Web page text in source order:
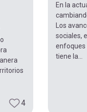
4
En la
Los
sociales,
enfoques
tiene la...